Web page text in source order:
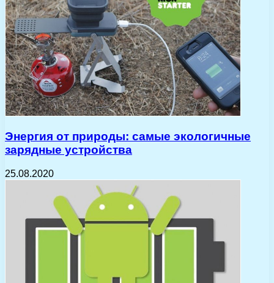
Энергия от природы: самые экологичные
зарядные устройства
25.08.2020